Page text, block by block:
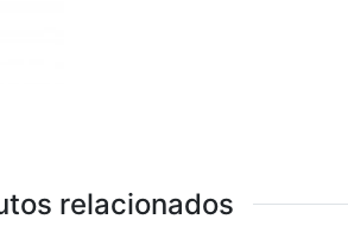
relacionados